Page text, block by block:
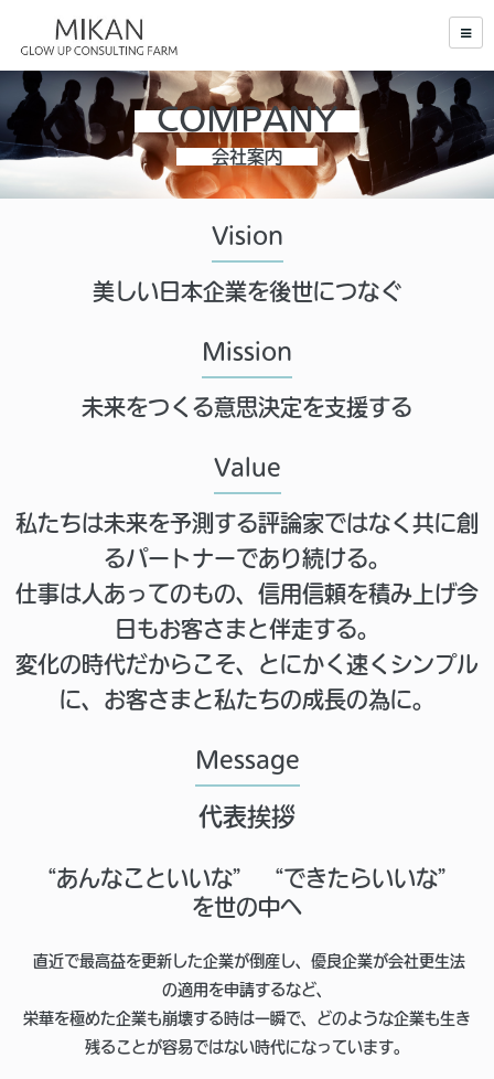
COMPANY
会社案内
Vision
美しい日本企業を後世につなぐ
Mission
未来をつくる意思決定を支援する
Value
私たちは未来を予測する評論家ではなく共に創
るパートナーであり続ける。
仕事は人あってのもの、信用信頼を積み上げ今
日もお客さまと伴走する。
変化の時代だからこそ、とにかく速くシンプル
に、お客さまと私たちの成長の為に。
Message
代表挨拶
“あんなこといいな” “できたらいいな”
を世の中へ
直近で最高益を更新した企業が倒産し、優良企業が会社更生法
の適用を申請するなど、
栄華を極めた企業も崩壊する時は一瞬で、どのような企業も生き
残ることが容易ではない時代になっています。